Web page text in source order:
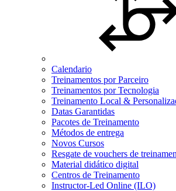
Calendario
Treinamentos por Parceiro
Treinamentos por Tecnologia
Treinamento Local &
Datas Garantidas
Pacotes de Treinamento
Métodos de entrega
Novos Cursos
Resgate de vouchers de
Material didático digital
Centros de Treinamento
Instructor-Led Online (ILO)